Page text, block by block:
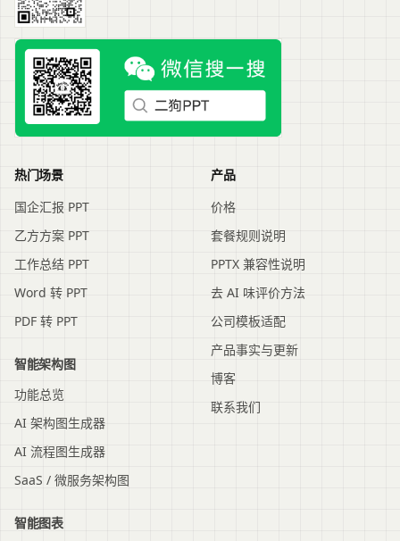
热门场景
国企汇报 PPT
乙方方案 PPT
工作总结 PPT
Word 转 PPT
PDF 转 PPT
智能架构图
功能总览
AI 架构图生成器
AI 流程图生成器
SaaS / 微服务架构图
智能图表
产品
价格
套餐规则说明
PPTX 兼容性说明
去 AI 味评价方法
公司模板适配
产品事实与更新
博客
联系我们